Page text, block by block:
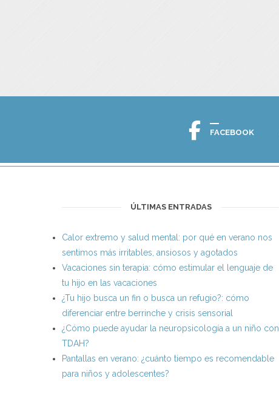
FACEBOOK
ÚLTIMAS ENTRADAS
Calor extremo y salud mental: por qué en verano nos
sentimos más irritables, ansiosos y agotados
Vacaciones sin terapia: cómo estimular el lenguaje de
tu hijo en las vacaciones
¿Tu hijo busca un fin o busca un refugio?: cómo
diferenciar entre berrinche y crisis sensorial
¿Cómo puede ayudar la neuropsicología a un niño con
TDAH?
Pantallas en verano: ¿cuánto tiempo es recomendable
para niños y adolescentes?